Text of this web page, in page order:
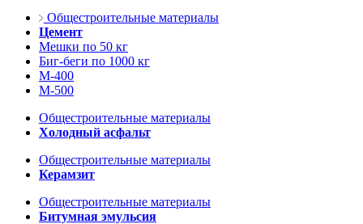
Общестроительные материалы
Цемент
Мешки по 50 кг
Биг-беги по 1000 кг
М-400
М-500
Общестроительные материалы
Холодный асфальт
Общестроительные материалы
Керамзит
Общестроительные материалы
Битумная эмульсия